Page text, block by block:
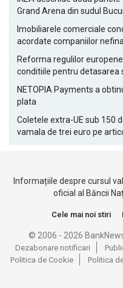
Grand Arena din sudul
Imobiliarele comerciale
acordate companiilor
Reforma regulilor
conditiile pentru detasarea
NETOPIA Payments a
plata
Coletele extra-UE sub 150
vamala de trei euro pe
Informațiile despre cursul
oficial al Băncii
Cele mai noi stiri
© 2006 - 2026
Dezabonare notificari
Politica de Cookie
Politica